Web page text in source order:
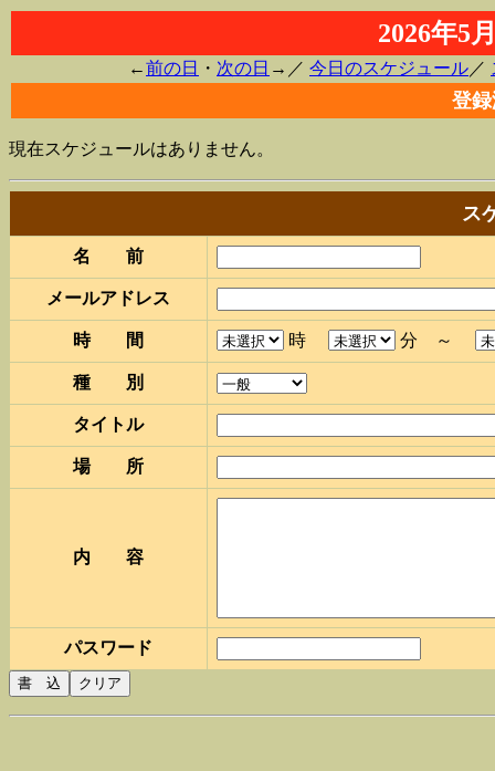
2026年5
←前の日 ・ 次の日 →／ 今日のスケジュール ／
登
現在スケジュールはありません。
ス
名 前
メールアドレス
時 間 時 分 ～
種 別
タイトル
場 所
内 容
パスワード